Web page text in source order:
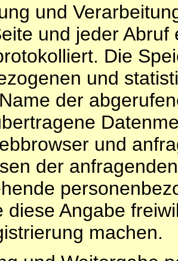
und
und jeder
Die
und
der
und
der
diese Angabe
machen.